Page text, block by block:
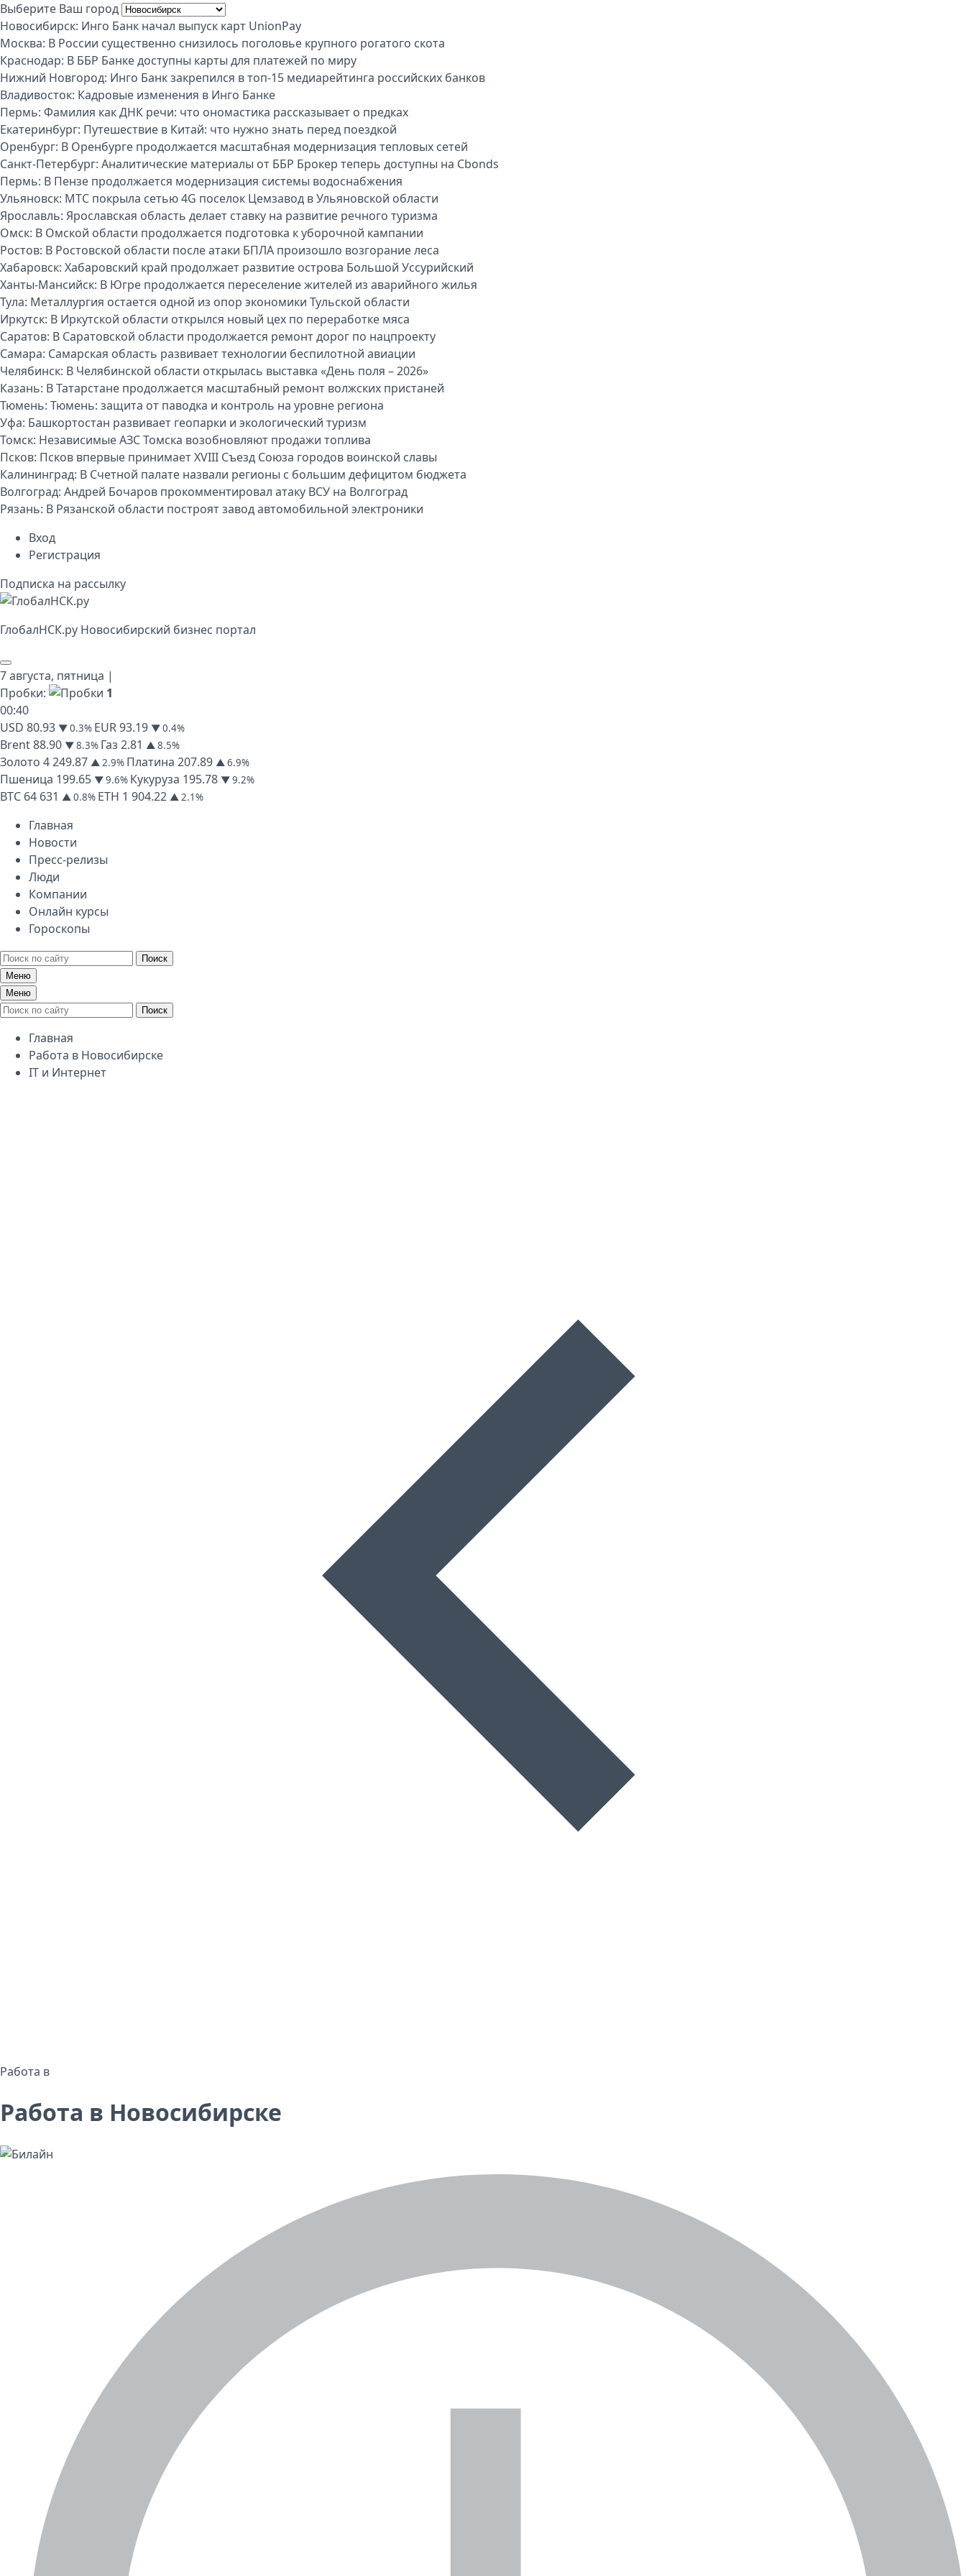
Выберите Ваш город
Новосибирск: Инго Банк начал выпуск карт UnionPay
Москва: В России существенно снизилось поголовье крупного рогатого скота
Краснодар: В ББР Банке доступны карты для платежей по миру
Нижний Новгород: Инго Банк закрепился в топ-15 медиарейтинга российских банков
Владивосток: Кадровые изменения в Инго Банке
Пермь: Фамилия как ДНК речи: что ономастика рассказывает о предках
Екатеринбург: Путешествие в Китай: что нужно знать перед поездкой
Оренбург: В Оренбурге продолжается масштабная модернизация тепловых сетей
Санкт-Петербург: Аналитические материалы от ББР Брокер теперь доступны на Cbonds
Пермь: В Пензе продолжается модернизация системы водоснабжения
Ульяновск: МТС покрыла сетью 4G поселок Цемзавод в Ульяновской области
Ярославль: Ярославская область делает ставку на развитие речного туризма
Омск: В Омской области продолжается подготовка к уборочной кампании
Ростов: В Ростовской области после атаки БПЛА произошло возгорание леса
Хабаровск: Хабаровский край продолжает развитие острова Большой Уссурийский
Ханты-Мансийск: В Югре продолжается переселение жителей из аварийного жилья
Тула: Металлургия остается одной из опор экономики Тульской области
Иркутск: В Иркутской области открылся новый цех по переработке мяса
Саратов: В Саратовской области продолжается ремонт дорог по нацпроекту
Самара: Самарская область развивает технологии беспилотной авиации
Челябинск: В Челябинской области открылась выставка «День поля – 2026»
Казань: В Татарстане продолжается масштабный ремонт волжских пристаней
Тюмень: Тюмень: защита от паводка и контроль на уровне региона
Уфа: Башкортостан развивает геопарки и экологический туризм
Томск: Независимые АЗС Томска возобновляют продажи топлива
Псков: Псков впервые принимает XVIII Съезд Союза городов воинской славы
Калининград: В Счетной палате назвали регионы с большим дефицитом бюджета
Волгоград: Андрей Бочаров прокомментировал атаку ВСУ на Волгоград
Рязань: В Рязанской области построят завод автомобильной электроники
Вход
Регистрация
Подписка на рассылку
ГлобалНСК.py Новосибирский бизнес портал
7 августа, пятница |
Пробки:
1
00:40
USD 80.93 ▼ 0.3% EUR93.19 ▼ 0.4%
Brent88.90 ▼ 8.3% Газ 2.81 ▲ 8.5%
Золото 4 249.87 ▲ 2.9% Платина 207.89 ▲ 6.9%
Пшеница 199.65 ▼ 9.6% Кукуруза 195.78 ▼ 9.2%
BTC 64 631 ▲ 0.8% ETH 1 904.22 ▲ 2.1%
Главная
Новости
Пресс-релизы
Люди
Компании
Онлайн курсы
Гороскопы
Поиск
Меню
Меню
Поиск
Главная
Работа в Новосибирске
IT и Интернет
Работа в
Работа в Новосибирске